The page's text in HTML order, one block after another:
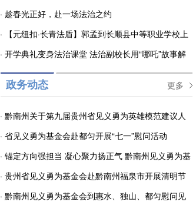
难题
· 趁春光正好，赴一场法治之约
·
【元纽扣·长青法盾】郭孟到长顺县中等职业学校上
开学第一课
· 开学典礼变身法治课堂 法治副校长用“哪吒”故事解
锁成长法治密码
政务动态
更多
· 黔南州关于第九届贵州省见义勇为英雄模范建议人
选的公示
· 省见义勇为基金会赴都匀开展“七一”慰问活动
· 锚定方向强担当 凝心聚力扬正气 黔南州见义勇为基
金会第三届理事会第五次会议在都匀召开
· 贵州省见义勇为基金会赴黔南州福泉市开展清明节
前走访慰问活动
· 黔南州见义勇为基金会到惠水、独山、都匀慰问见